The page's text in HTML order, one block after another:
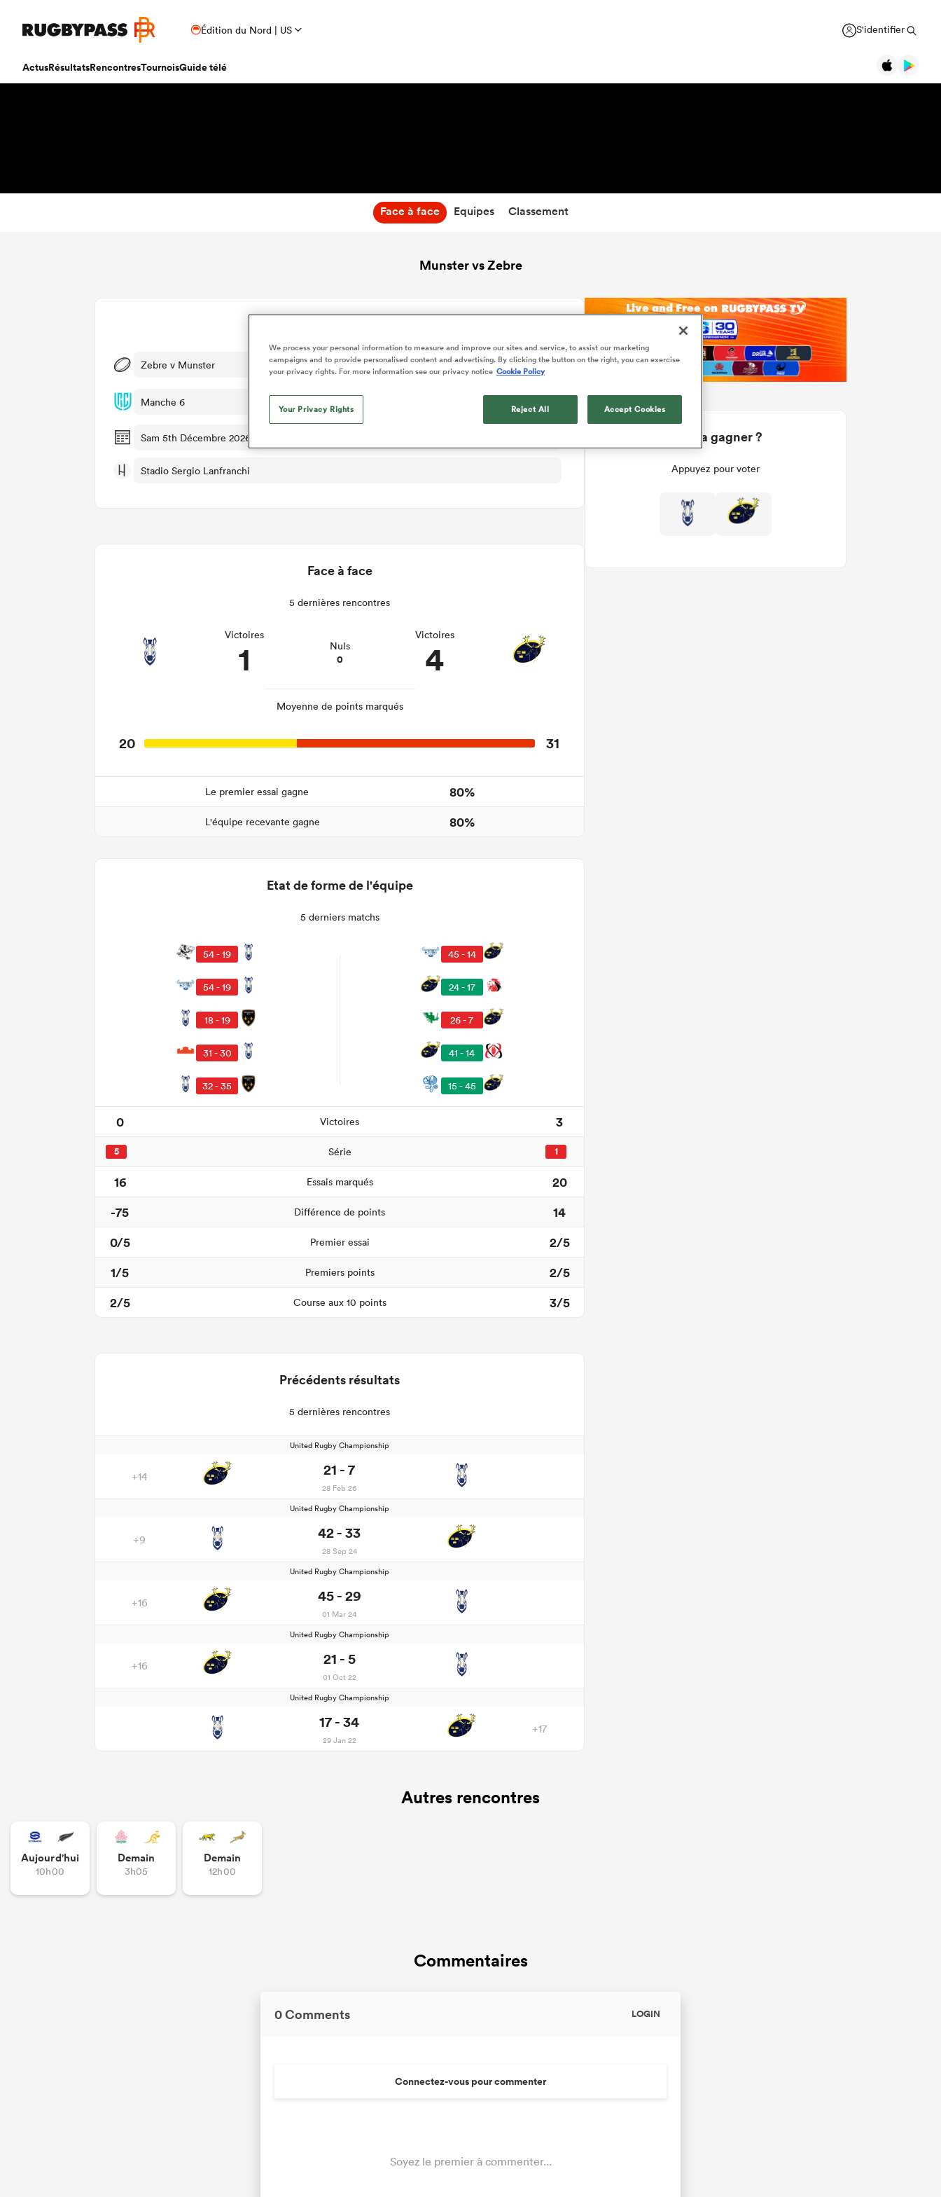
Édition du Nord | US S'identifier
ActusRésultatsRencontresTournoisGuide télé
Face à face Equipes Classement
Munster vs Zebre
Qui va gagner ?
Appuyez pour voter
Zebre v Munster
Manche 6
Sam 5th Décembre 2026, 11:45am PST
Stadio Sergio Lanfranchi
Face à face
5 dernières rencontres
Victoires
1 Nuls
0
Victoires
4
Moyenne de points marqués
20 31
Le premier essai gagne 80%
L'équipe recevante gagne 80%
Etat de forme de l'équipe
5 derniers matchs
54 - 19
54 - 19
18 - 19
31 - 30
32 - 35
45 - 14
24 - 17
26 - 7
41 - 14
15 - 45
0 Victoires 3
5 Série 1
16 Essais marqués
20
-75
Différence de points
14
0/5
Premier essai
2/5
1/5
Premiers points
2/5
2/5
Course aux 10 points 3/5
Précédents résultats
5 dernières rencontres
United Rugby Championship
+14 21 - 7
28 Feb 26
United Rugby Championship
+9 42 - 33
28 Sep 24
United Rugby Championship
+16 45 - 29
01 Mar 24
United Rugby Championship
+16 21 - 5
01 Oct 22
United Rugby Championship
17 - 34
29 Jan 22
+17
Autres rencontres
Aujourd'hui
10h00
Demain
3h05
Demain
12h00
Commentaires
0 Comments LOGIN
Connectez-vous pour commenter
Soyez le premier à commenter...
We process your personal information to measure and improve our sites and service, to assist our marketing
campaigns and to provide personalised content and advertising. By clicking the button on the right, you can exercise
your privacy rights. For more information see our privacy notice Cookie Policy
Your Privacy Rights Reject All Accept Cookies